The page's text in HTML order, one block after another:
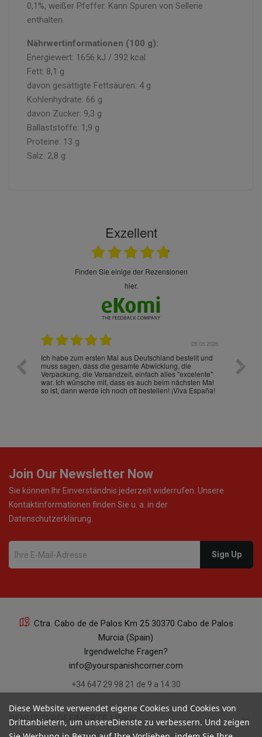
0,1%, weißer Pfeffer. Kann Spuren von Sellerie
enthalten.
Nährwertinformationen (100 g):
Energiewert: 1656 kJ / 392 kcal
Fett: 8,1 g
davon gesättigte Fettsäuren: 4 g
Kohlenhydrate: 66 g
davon Zucker: 9,3 g
Ballaststoffe: 1,9 g
Proteine: 13 g
Salz: 2,8 g
Exzellent
finden Sie einige der Rezensionen
hier.
28.05.2026
Ich habe zum ersten Mal aus Deutschland bestellt und
muss sagen, dass die gesamte Abwicklung, die
Verpackung, die Versandzeit, einfach alles "excelente"
war. Ich wünsche mit, dass es auch beim nächsten Mal
so ist, dann werde ich noch oft bestellen! ¡Viva España!
Die
gut
ist
Join Our Newsletter Now
Sie können Ihr Einverständnis jederzeit widerrufen. Unsere
Kontaktinformationen finden Sie u. a. in der
Datenschutzerklärung.
Ctra. Cabo de de Palos Km 25 30370 Cabo de Palos
Murcia (Spain)
Irgendwelche Fragen?
info@yourspanishcorner.com
+34 647 29 98 21 de 9 a 14:30
BENUTZERDEFINIERTE LINKS keyboard_arrow_down
Diese Website verwendet eigene Cookies und Cookies von
Drittanbietern, um unsereDienste zu verbessern. Und zeigen